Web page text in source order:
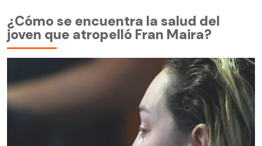
¿Cómo se encuentra la salud del
joven que atropelló Fran Maira?